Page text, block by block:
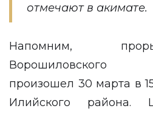
отмечают в акимате.
Напомним,
Ворошиловского
произошел 30 марта в
Илийского района.